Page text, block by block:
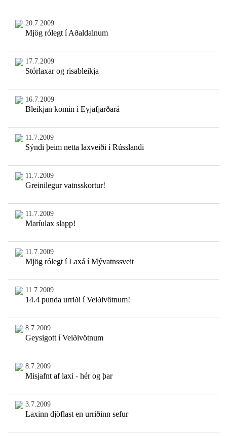
20.7.2009
Mjög rólegt í Aðaldalnum
17.7.2009
Stórlaxar og risableikja
16.7.2009
Bleikjan komin í Eyjafjarðará
11.7.2009
Sýndi þeim netta laxveiði í Rússlandi
11.7.2009
Greinilegur vatnsskortur!
11.7.2009
Maríulax slapp!
11.7.2009
Mjög rólegt í Laxá í Mývatnssveit
11.7.2009
14.4 punda urriði í Veiðivötnum!
8.7.2009
Geysigott í Veiðivötnum
8.7.2009
Misjafnt af laxi - hér og þar
3.7.2009
Laxinn djöflast en urriðinn sefur